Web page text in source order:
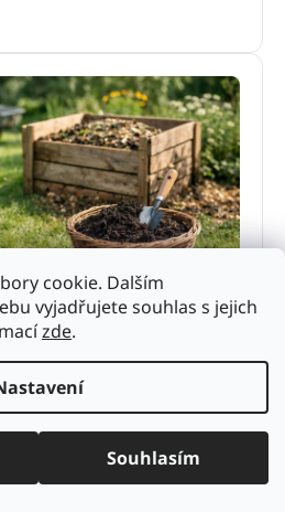
cookie. Dalším
vyjadřujete souhlas s jejich
zde.
Souhlasím
jak vybrat správně
úklid zahrady i zrání
vybrat výkon, typ nožů a stroj